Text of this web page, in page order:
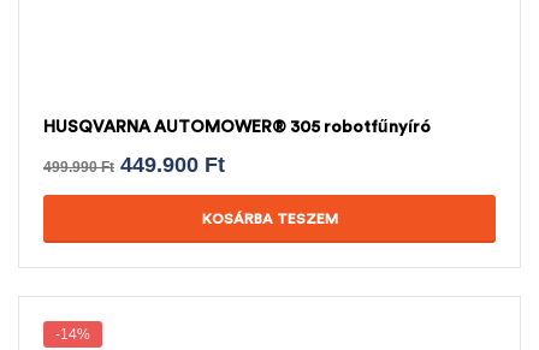
HUSQVARNA AUTOMOWER® 305 robotfűnyíró
499.990Ft 449.900 Ft
KOSÁRBA TESZEM
-14%